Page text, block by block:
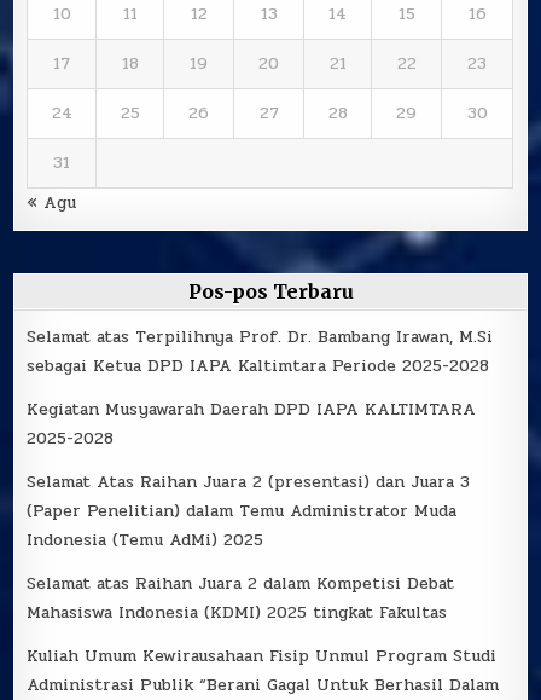
10
11 12 13 14 15
16
17
18 19 20 21 22
23
24
25 26 27 28 29
30
31
« Agu
Pos-pos Terbaru
Selamat atas Terpilihnya Prof. Dr. Bambang Irawan, M.Si
sebagai Ketua DPD IAPA Kaltimtara Periode 2025-2028
Kegiatan Musyawarah Daerah DPD IAPA KALTIMTARA
2025-2028
Selamat Atas Raihan Juara 2 (presentasi) dan Juara 3
(Paper Penelitian) dalam Temu Administrator Muda
Indonesia (Temu AdMi) 2025
Selamat atas Raihan Juara 2 dalam Kompetisi Debat
Mahasiswa Indonesia (KDMI) 2025 tingkat Fakultas
Kuliah Umum Kewirausahaan Fisip Unmul Program Studi
Administrasi Publik “Berani Gagal Untuk Berhasil Dalam